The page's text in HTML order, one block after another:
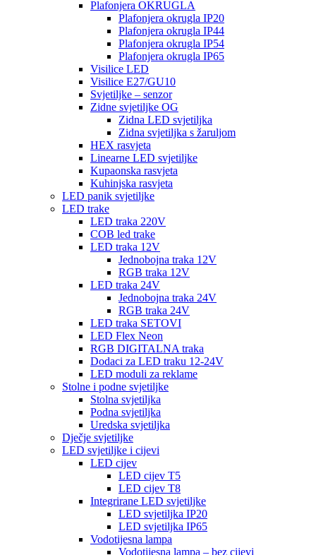
Plafonjera OKRUGLA
Plafonjera okrugla IP20
Plafonjera okrugla IP44
Plafonjera okrugla IP54
Plafonjera okrugla IP65
Visilice LED
Visilice E27/GU10
Svjetiljke – senzor
Zidne svjetiljke OG
Zidna LED svjetiljka
Zidna svjetiljka s žaruljom
HEX rasvjeta
Linearne LED svjetiljke
Kupaonska rasvjeta
Kuhinjska rasvjeta
LED panik svjetiljke
LED trake
LED traka 220V
COB led trake
LED traka 12V
Jednobojna traka 12V
RGB traka 12V
LED traka 24V
Jednobojna traka 24V
RGB traka 24V
LED traka SETOVI
LED Flex Neon
RGB DIGITALNA traka
Dodaci za LED traku 12-24V
LED moduli za reklame
Stolne i podne svjetiljke
Stolna svjetiljka
Podna svjetiljka
Uredska svjetiljka
Dječje svjetiljke
LED svjetiljke i cijevi
LED cijev
LED cijev T5
LED cijev T8
Integrirane LED svjetiljke
LED svjetiljka IP20
LED svjetiljka IP65
Vodotijesna lampa
Vodotijesna lampa – bez cijevi